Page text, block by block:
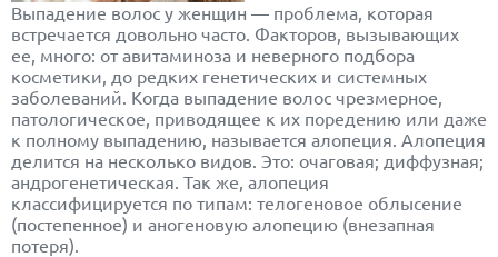
Выпадение волос у женщин — проблема, которая
встречается довольно часто. Факторов, вызывающих
ее, много: от авитаминоза и неверного подбора
косметики, до редких генетических и системных
заболеваний. Когда выпадение волос чрезмерное,
патологическое, приводящее к их поредению или даже
к полному выпадению, называется алопеция. Алопеция
делится на несколько видов. Это: очаговая; диффузная;
андрогенетическая. Так же, алопеция
классифицируется по типам: телогеновое облысение
(постепенное) и аногеновую алопецию (внезапная
потеря).